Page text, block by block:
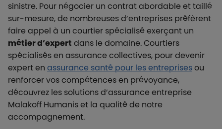
sinistre. Pour négocier un contrat abordable et taillé
sur-mesure, de nombreuses d’entreprises préfèrent
faire appel à un courtier spécialisé exerçant un
métier d’expert dans le domaine. Courtiers
spécialisés en assurance collectives, pour devenir
expert en assurance santé pour les entreprisesou
renforcer vos compétences en prévoyance,
découvrez les solutions d’assurance entreprise
Malakoff Humanis et la qualité de notre
accompagnement.